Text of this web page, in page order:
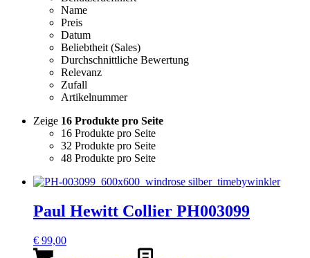
Name
Preis
Datum
Beliebtheit (Sales)
Durchschnittliche Bewertung
Relevanz
Zufall
Artikelnummer
Zeige 16 Produkte pro Seite
16 Produkte pro Seite
32 Produkte pro Seite
48 Produkte pro Seite
Paul Hewitt Collier PH003099
€ 99,00